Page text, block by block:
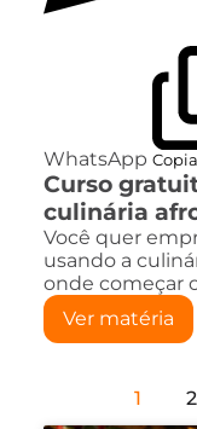
WhatsApp
Curso
culinária
Você quer
usando a
onde começar
Ver matéria
1 2